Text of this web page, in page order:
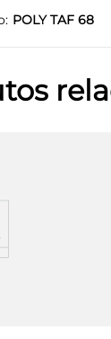
POLY TAF 68